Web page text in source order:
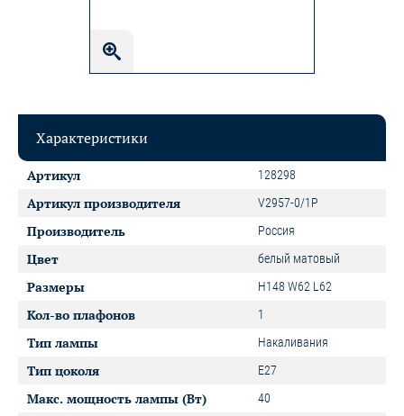
Характеристики
Артикул 128298
Артикул производителя V2957-0/1P
Производитель Россия
Цвет белый матовый
Размеры H148 W62 L62
Кол-во плафонов 1
Тип лампы Накаливания
Тип цоколя E27
Макс. мощность лампы (Вт) 40